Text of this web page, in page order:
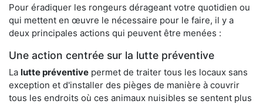
Pour éradiquer les rongeurs dérageant votre quotidien ou
qui mettent en œuvre le nécessaire pour le faire, il y a
deux principales actions qui peuvent être menées :
Une action centrée sur la lutte préventive
La lutte préventive permet de traiter tous les locaux sans
exception et d'installer des pièges de manière à couvrir
tous les endroits où ces animaux nuisibles se sentent plus